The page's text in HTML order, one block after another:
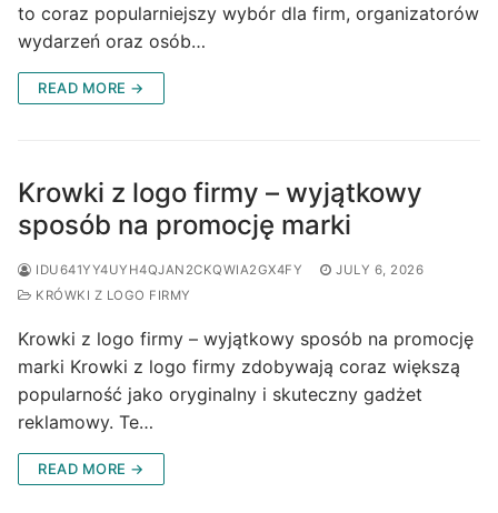
to coraz popularniejszy wybór dla firm, organizatorów
wydarzeń oraz osób…
READ MORE →
Krowki z logo firmy – wyjątkowy
sposób na promocję marki
IDU641YY4UYH4QJAN2CKQWIA2GX4FY
JULY 6, 2026
KRÓWKI Z LOGO FIRMY
Krowki z logo firmy – wyjątkowy sposób na promocję
marki Krowki z logo firmy zdobywają coraz większą
popularność jako oryginalny i skuteczny gadżet
reklamowy. Te…
READ MORE →